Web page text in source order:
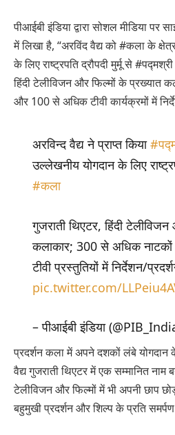
पीआईबी इंडिया द्वारा सोशल मीडिया
में लिखा है, “अरविंद वैद्य को #कला के
के लिए राष्ट्रपति द्रौपदी मुर्मू से
हिंदी टेलीविजन और फिल्मों के प्रख्यात
और 100 से अधिक टीवी कार्यक्रमों में
अरविन्द वैद्य ने प्राप्त किया
उल्लेखनीय योगदान के लिए
#कला
गुजराती थिएटर, हिंदी
कलाकार; 300 से अधिक
टीवी प्रस्तुतियों में निर्देशन/
pic.twitter.com/
– पीआईबी इंडिया
प्रदर्शन कला में अपने दशकों लंबे योगदान
वैद्य गुजराती थिएटर में एक सम्मानित नाम
टेलीविजन और फिल्मों में भी अपनी छाप
बहुमुखी प्रदर्शन और शिल्प के प्रति